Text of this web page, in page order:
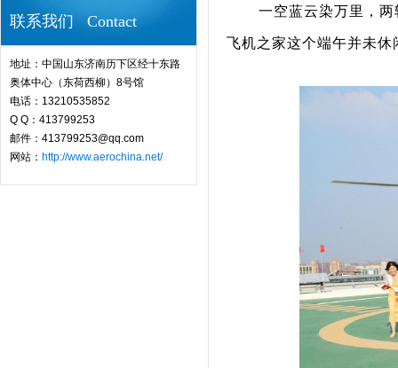
联系我们 Contact
地址：中国山东济南历下区经十东路
奥体中心（东荷西柳）8号馆
电话：13210535852
Q Q：413799253
邮件：413799253@qq.com
网站： http://www.aerochina.net/
一空蓝云染万里，
飞机之家这个端午并未